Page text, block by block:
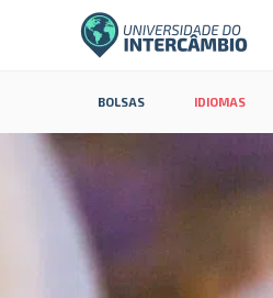
BOLSAS IDIOMAS